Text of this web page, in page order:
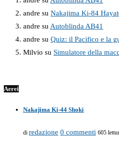
andre su Nakajima Ki-84
andre su Autoblinda AB41
andre su Quiz: il Pacifico e la
Milvio su Simulatore della
Aerei
Nakajima Ki-44 Shoki
di redazione 0 commenti 605